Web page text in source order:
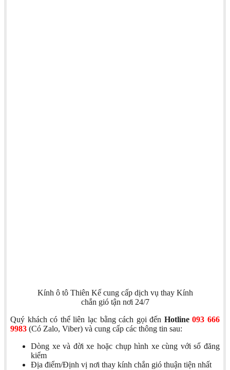
Kính ô tô Thiên Kế cung cấp dịch vụ thay Kính
chắn gió tận nơi 24/7
Quý khách có thể liên lạc bằng cách gọi đến Hotline093 666
9983 (Có Zalo, Viber) và cung cấp các thông tin sau:
Dòng xe và đời xe hoặc chụp hình xe cùng với sổ đăng
kiểm
Địa điểm/Định vị nơi thay kính chắn gió thuận tiện nhất